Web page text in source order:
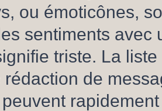
ou émoticônes,
sentiments avec
triste. La
rédaction de